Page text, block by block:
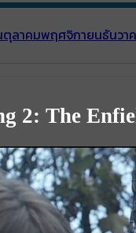
ตุลาคมพฤศจิกายนธันวา
2: The